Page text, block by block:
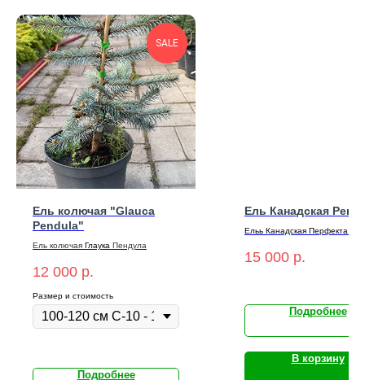
SALE
Ель колючая "Glauca
Pendula"
Ель колючая Глаука Пендула
12 000 р.
Размер и стоимость
Подробнее
Ель Канадская
Ельь Канадская Перфекта -
15 000 р.
Подробнее
В корзину